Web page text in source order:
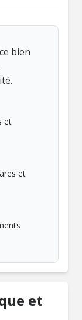
bien
et
et
et